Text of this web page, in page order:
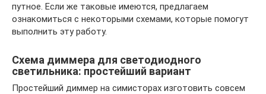
путное. Если же таковые имеются, предлагаем
ознакомиться с некоторыми схемами, которые помогут
выполнить эту работу.
Схема диммера для светодиодного
светильника: простейший вариант
Простейший диммер на симисторах изготовить совсем